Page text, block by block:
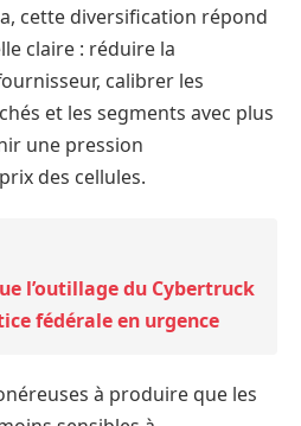
cette diversification répond
claire : réduire la
calibrer les
et les segments avec plus
une pression
des cellules.
l’outillage du Cybertruck
fédérale en urgence
à produire que les